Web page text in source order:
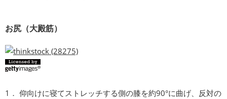
お尻（大殿筋）
1． 仰向けに寝てストレッチする側の膝を約90°に曲げ、反対の